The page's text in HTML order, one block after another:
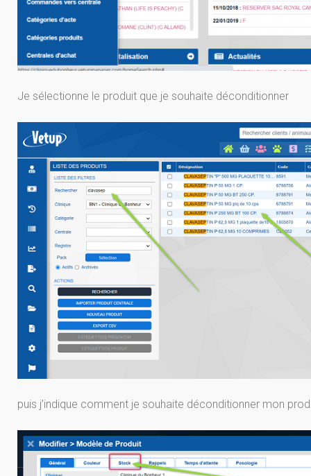
Je sélectionne le produit que je souhaite déconditionner
puis j’indique comment je souhaite déconditionner mon